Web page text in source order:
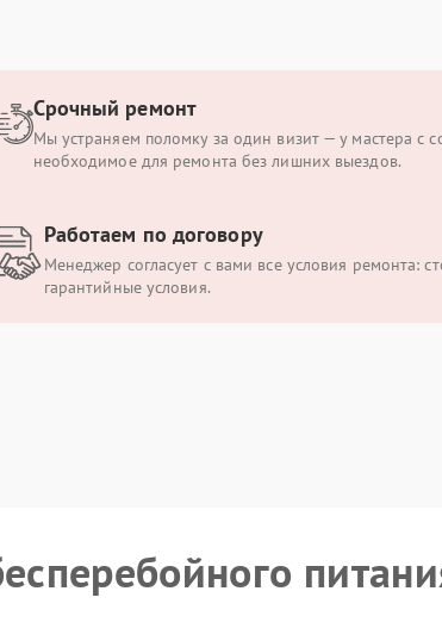
Срочный ремонт
Мы устраняем поломку за один визит — у мастера с
необходимое для ремонта без лишних выездов.
Работаем по договору
Менеджер согласует с вами все условия ремонта:
гарантийные условия.